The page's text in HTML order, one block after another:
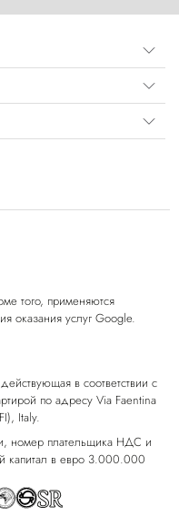
того, применяются
оказания услуг Google.
в соответствии с
по адресу Via Faentina
Italy.
номер плательщика НДС и
капитал в евро 3.000.000